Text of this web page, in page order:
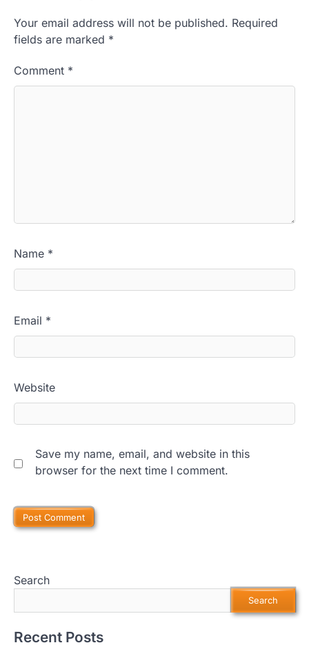
Your email address will not be published. Required
fields are marked *
Comment *
Name *
Email *
Website
Save my name, email, and website in this
browser for the next time I comment.
Search
Search
Recent Posts